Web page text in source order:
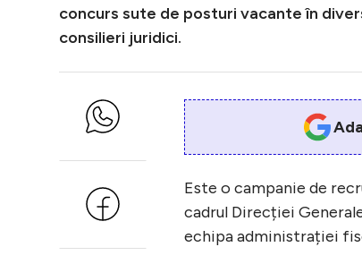
concurs sute de posturi vacante în
consilieri juridici.
Este o campanie de
cadrul Direcției
echipa administrației